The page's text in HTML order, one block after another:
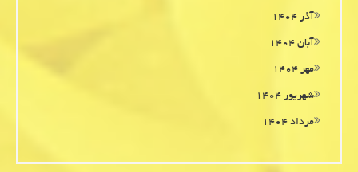
آذر ۱۴۰۴
آبان ۱۴۰۴
مهر ۱۴۰۴
شهریور ۱۴۰۴
مرداد ۱۴۰۴